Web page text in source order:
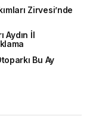
Zirvesi’nde
İl
Bu Ay